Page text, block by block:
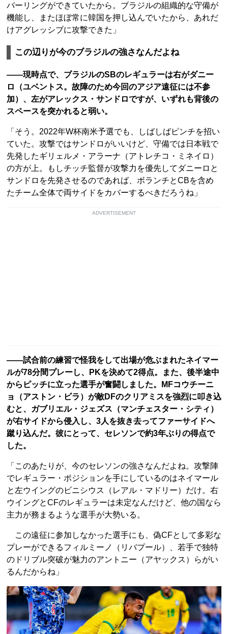
バーリングができていたから。ブラジルの組織的な守備が
機能し、またほぼ常に韓国を押し込んでいたから、あれだ
けアグレッシブに攻撃できた」
この辺りが今のブラジルの強さなんだよね
――現時点で、ブラジルのSBのレギュラーは右がダニー
ロ（ユベントス。故障のため今回のアジア遠征には不参
加）、左がアレックス・サンドロですが、いずれも背後の
スペースを突かれると弱い。
「そう。2022年W杯南米予選でも、しばしばピンチを招い
ていた。攻撃ではサンドロがいいけど、守備では日本戦で
先発したギリェルメ・アラーナ（アトレチコ・ミネイロ）
の方が上。もしチッチ監督が攻撃力を優先してダニーロと
サンドロを先発させるのであれば、ボランチとCBを含め
たチーム全体で両サイドをカバーするべきだろうね」
ADVERTISEMENT
――試合前の練習で怪我をして出場が危ぶまれたネイマー
ルが78分間プレーし、PKを決めて2得点。また、後半途中
からピッチに立った選手が奮闘しました。MFコウチーニ
ョ（アストン・ビラ）が敵DFのクリアミスを強烈に叩き込
むと、ガブリエル・ジェズス（マンチェスター・シティ）
が右サイドから侵入し、3人を抜き去ってファーサイドへ
蹴り込んだ。彼にとって、セレソンで約3年ぶりの得点で
した。
「このあたりが、今のセレソンの強さなんだよね。攻撃陣
でレギュラー・ポジションを手にしているのはネイマール
と左ウイングのビニシウス（レアル・マドリー）だけ。右
ウイングとCFのレギュラーは未定なんだけど、他の国なら
主力が務まるような選手が大勢いる。
この遠征に参加しなかった選手にも、偽CFとして多彩な
プレーができるフィルミーノ（リバプール）、若手で独特
のドリブル突破が魅力のアントニー（アヤックス）らがい
るんだからね」